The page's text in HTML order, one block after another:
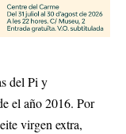
del Pi y
el año 2016. Por
virgen extra,